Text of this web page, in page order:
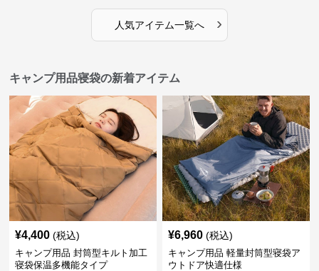
人気アイテム一覧へ ›
キャンプ用品寝袋の新着アイテム
¥4,400 (税込)
キャンプ用品 封筒型キルト加工
寝袋保温多機能タイプ
¥6,960 (税込)
キャンプ用品 軽量封筒型寝袋ア
ウトドア快適仕様